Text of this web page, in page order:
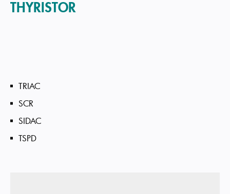
THYRISTOR
TRIAC
SCR
SIDAC
TSPD